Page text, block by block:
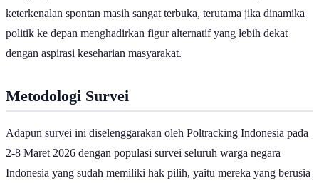
keterkenalan spontan masih sangat terbuka, terutama jika dinamika
politik ke depan menghadirkan figur alternatif yang lebih dekat
dengan aspirasi keseharian masyarakat.
Metodologi Survei
Adapun survei ini diselenggarakan oleh Poltracking Indonesia pada
2-8 Maret 2026 dengan populasi survei seluruh warga negara
Indonesia yang sudah memiliki hak pilih, yaitu mereka yang berusia